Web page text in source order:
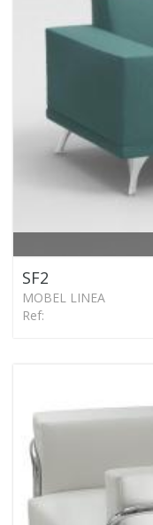
SF2
MOBEL LINEA
Ref: